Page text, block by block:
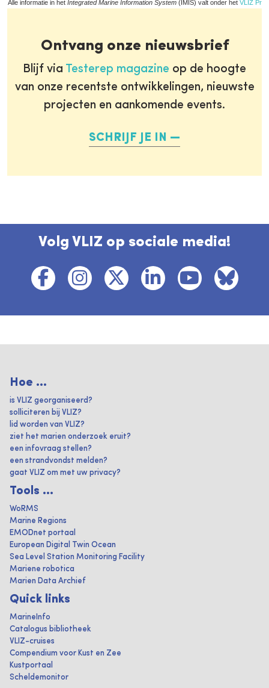
Alle informatie in het Integrated Marine Information System (IMIS) valt onder het VLIZ
Ontvang onze nieuwsbrief
Blijf via Testerep magazine op de hoogte
van onze recentste ontwikkelingen, nieuwste
projecten en aankomende events.
SCHRIJF JE IN
Volg VLIZ op sociale media!
Hoe ...
is VLIZ georganiseerd?
solliciteren bij VLIZ?
lid worden van VLIZ?
ziet het marien onderzoek eruit?
een infovraag stellen?
een strandvondst melden?
gaat VLIZ om met uw privacy?
Tools ...
WoRMS
Marine Regions
EMODnet portaal
European Digital Twin Ocean
Sea Level Station Monitoring Facility
Mariene robotica
Marien Data Archief
Quick links
MarineInfo
Catalogus bibliotheek
VLIZ-cruises
Compendium voor Kust en Zee
Kustportaal
Scheldemonitor